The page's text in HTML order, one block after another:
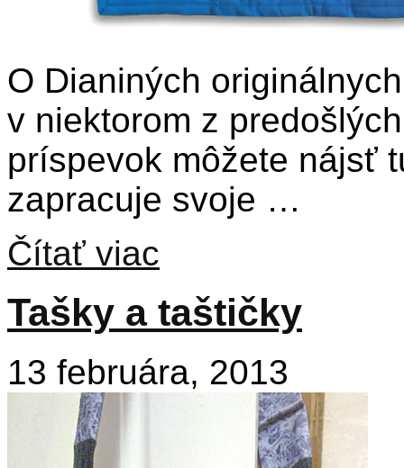
O Dianiných
v niektorom z
príspevok môžete nájsť
zapracuje svoje …
Čítať viac
Tašky a taštičky
13 februára, 2013